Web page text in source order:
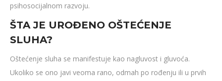
psihosocijalnom razvoju.
ŠTA JE UROĐENO OŠTEĆENJE
SLUHA?
Oštećenje sluha se manifestuje kao nagluvost i gluvoća.
Ukoliko se ono javi veoma rano, odmah po rođenju ili u prvih